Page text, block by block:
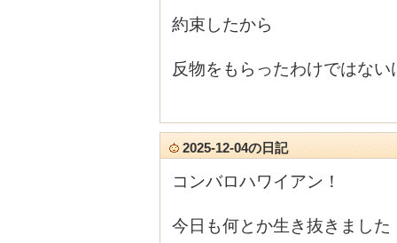
約束したから
反物をもらったわけではない
2025-12-04の日記
コンバロハワイアン！
今日も何とか生き抜きました